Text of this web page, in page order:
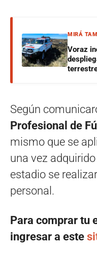
MIRÁ
Voraz
Según
Profesional de
mismo que se
una vez
estadio se
personal.
Para comprar tu
ingresar a este